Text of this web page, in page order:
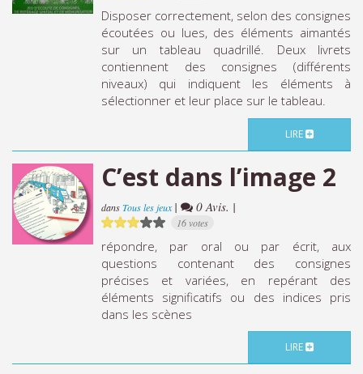
Disposer correctement, selon des consignes
écoutées ou lues, des éléments aimantés
sur un tableau quadrillé. Deux livrets
contiennent des consignes (différents
niveaux) qui indiquent les éléments à
sélectionner et leur place sur le tableau.
LIRE
C’est dans l’image 2
dansTous les jeux| 0 Avis. |
16 votes
répondre, par oral ou par écrit, aux
questions contenant des consignes
précises et variées, en repérant des
éléments significatifs ou des indices pris
dans les scènes
LIRE